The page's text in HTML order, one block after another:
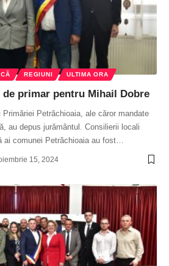
REGIUNI ULTIMA ORA
primar pentru Mihail Dobre
Petrăchioaia, ale căror mandate
au depus jurământul. Consilierii locali
ai comunei Petrăchioaia au fost
15, 2024